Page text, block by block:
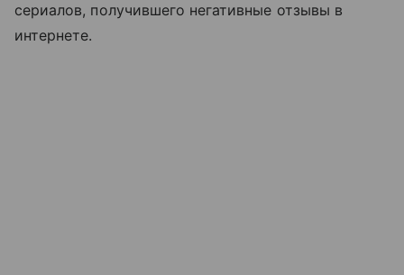
сериалов, получившего негативные отзывы в
интернете.